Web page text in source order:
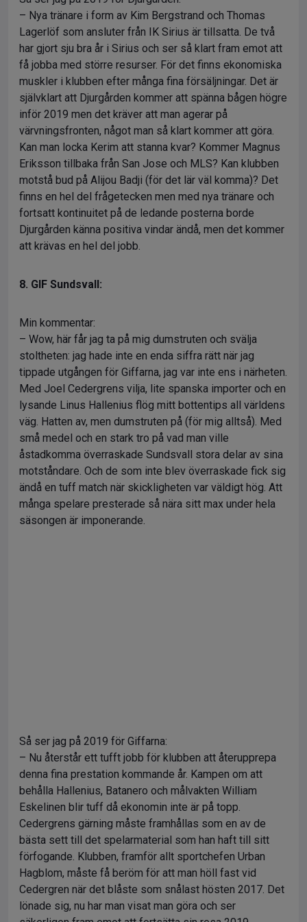
– Nya tränare i form av Kim Bergstrand och Thomas
Lagerlöf som ansluter från IK Sirius är tillsatta. De två
har gjort sju bra år i Sirius och ser så klart fram emot att
få jobba med större resurser. För det finns ekonomiska
muskler i klubben efter många fina försäljningar. Det är
självklart att Djurgården kommer att spänna bågen högre
inför 2019 men det kräver att man agerar på
värvningsfronten, något man så klart kommer att göra.
Kan man locka Kerim att stanna kvar? Kommer Magnus
Eriksson tillbaka från San Jose och MLS? Kan klubben
motstå bud på Alijou Badji (för det lär väl komma)? Det
finns en hel del frågetecken men med nya tränare och
fortsatt kontinuitet på de ledande posterna borde
Djurgården känna positiva vindar ändå, men det kommer
att krävas en hel del jobb.
8. GIF Sundsvall:
Min kommentar:
– Wow, här får jag ta på mig dumstruten och svälja
stoltheten: jag hade inte en enda siffra rätt när jag
tippade utgången för Giffarna, jag var inte ens i närheten.
Med Joel Cedergrens vilja, lite spanska importer och en
lysande Linus Hallenius flög mitt bottentips all världens
väg. Hatten av, men dumstruten på (för mig alltså). Med
små medel och en stark tro på vad man ville
åstadkomma överraskade Sundsvall stora delar av sina
motståndare. Och de som inte blev överraskade fick sig
ändå en tuff match när skickligheten var väldigt hög. Att
många spelare presterade så nära sitt max under hela
säsongen är imponerande.
Så ser jag på 2019 för Giffarna:
– Nu återstår ett tufft jobb för klubben att återupprepa
denna fina prestation kommande år. Kampen om att
behålla Hallenius, Batanero och målvakten William
Eskelinen blir tuff då ekonomin inte är på topp.
Cedergrens gärning måste framhållas som en av de
bästa sett till det spelarmaterial som han haft till sitt
förfogande. Klubben, framför allt sportchefen Urban
Hagblom, måste få beröm för att man höll fast vid
Cedergren när det blåste som snålast hösten 2017. Det
lönade sig, nu har man visat man göra och ser